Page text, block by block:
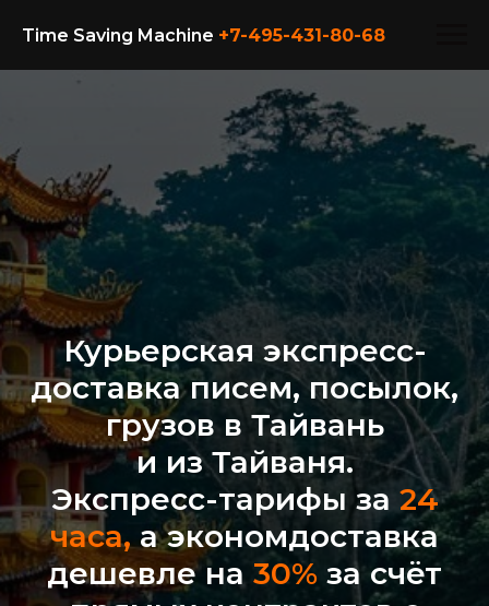
Time Saving Machine +7-495-431-80-68
Курьерская экспресс-
доставка писем, посылок,
грузов в Тайвань
и из Тайваня.
Экспресс-тарифы за 24
часа,а экономдоставка
дешевле на 30% за счёт